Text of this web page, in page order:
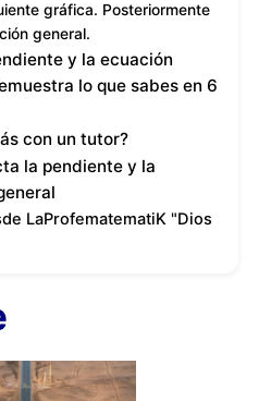
gráfica. Posteriormente
general.
y la ecuación
lo que sabes en 6
con un tutor?
la pendiente y la
LaProfematematiK "Dios